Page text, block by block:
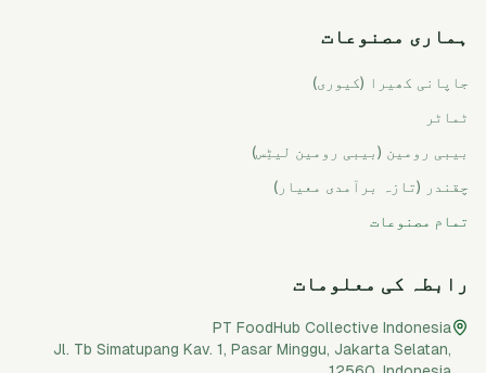
ہماری مصنوعات
جاپانی کھیرا (کیوری)
ٹماٹر
بیبی رومین (بیبی رومین لیٹِس)
چقندر (تازہ برآمدی معیار)
تمام مصنوعات
رابطہ کی معلومات
PT FoodHub Collective Indonesia
Jl. Tb Simatupang Kav. 1, Pasar Minggu, Jakarta Selatan,